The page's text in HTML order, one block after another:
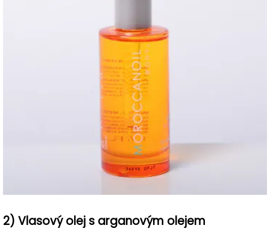
2) Vlasový olej s arganovým olejem